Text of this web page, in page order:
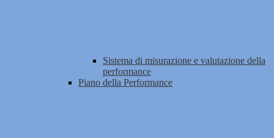
Sistema di misurazione e valutazione della
performance
Piano della Performance